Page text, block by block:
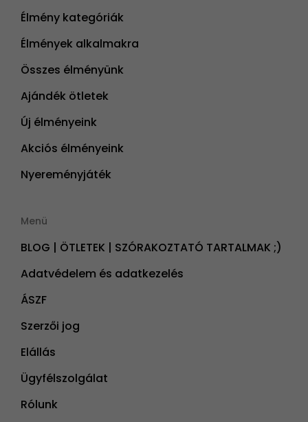
Élmény kategóriák
Élmények alkalmakra
Összes élményünk
Ajándék ötletek
Új élményeink
Akciós élményeink
Nyereményjáték
Menü
BLOG | ÖTLETEK | SZÓRAKOZTATÓ TARTALMAK ;)
Adatvédelem és adatkezelés
ÁSZF
Szerzői jog
Elállás
Ügyfélszolgálat
Rólunk